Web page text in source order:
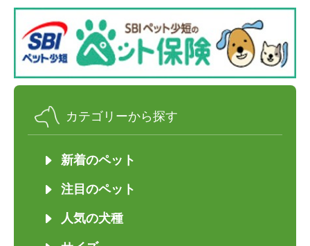
カテゴリーから探す
新着のペット
注目のペット
人気の犬種